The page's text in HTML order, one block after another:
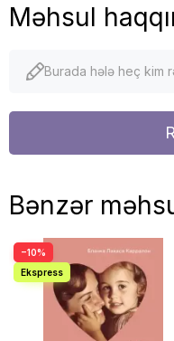
Məhsul
Burada hələ heç kim
Bənzər
−10%